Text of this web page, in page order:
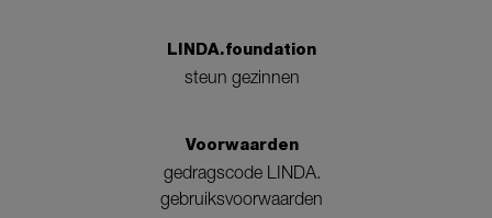
LINDA.foundation
steun gezinnen
Voorwaarden
gedragscode LINDA.
gebruiksvoorwaarden